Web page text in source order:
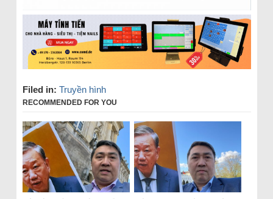
Filed in: Truyền hình
RECOMMENDED FOR YOU